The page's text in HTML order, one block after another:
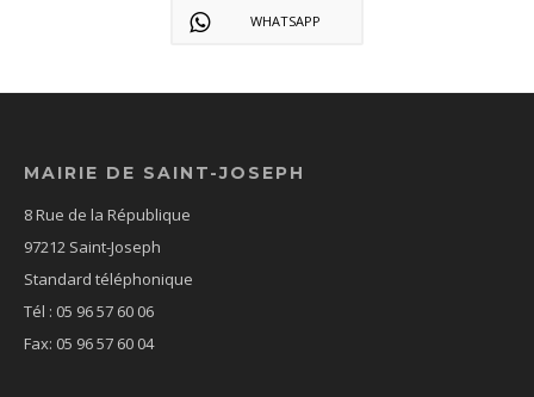
WHATSAPP
MAIRIE DE SAINT-JOSEPH
8 Rue de la République
97212 Saint-Joseph
Standard téléphonique
Tél : 05 96 57 60 06
Fax: 05 96 57 60 04